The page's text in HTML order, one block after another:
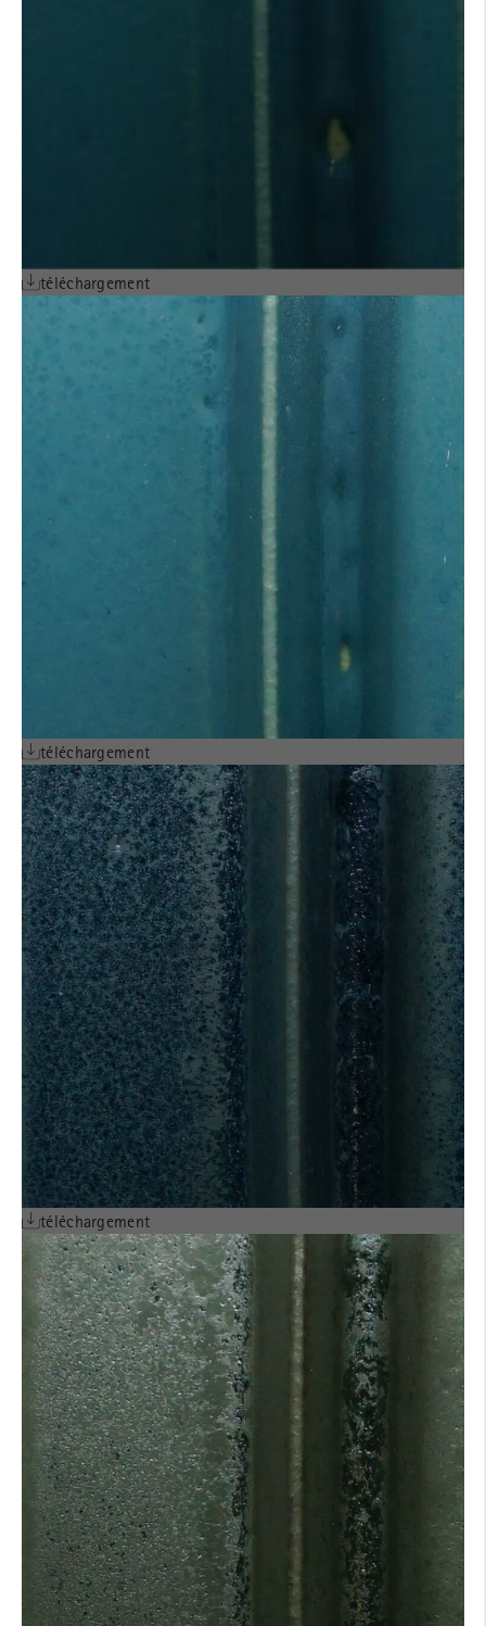
AVIS TECHNIQUE
BAGUETTES
téléchargement
AVIS TECHNIQUE
LONGOTON® POSE
VERTICALE
téléchargement
AVIS TECHNIQUE
LONGOTON® POSE
HORIZONTALE
téléchargement